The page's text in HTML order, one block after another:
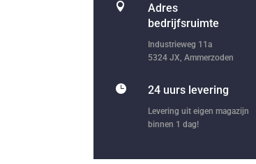

Adres
bedrijfsruimte
Industrieweg 11a
5324 JX, Ammerzoden
 24 uurs levering
Levering uit eigen magazijn
binnen 1 dag!